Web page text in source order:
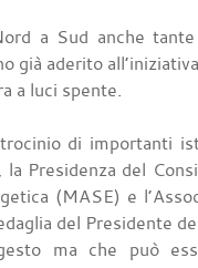
a Sud anche
già aderito
a luci spente.
di importanti
la Presidenza del
(MASE) e
del Presidente
ma che può